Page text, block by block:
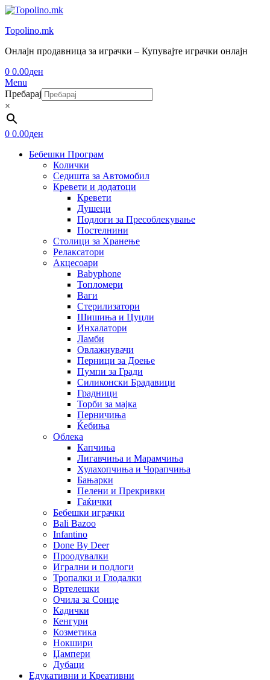
Topolino.mk
Онлајн продавница за играчки – Купувајте играчки онлајн
0 0.00ден
Menu
Пребарај
×
0 0.00ден
Бебешки Програм
Колички
Седишта за Автомобил
Кревети и додатоци
Кревети
Душеци
Подлоги за Пресоблекување
Постелнини
Столици за Хранење
Релаксатори
Акцесоари
Babyphone
Топломери
Ваги
Стерилизатори
Шишиња и Цуцли
Инхалатори
Ламби
Овлажнувачи
Перници за Доење
Пумпи за Гради
Силиконски Брадавици
Градници
Торби за мајка
Перничиња
Ќебиња
Облека
Капчиња
Лигавчиња и Марамчиња
Хулахопчиња и Чорапчиња
Бањарки
Пелени и Прекривки
Гаќички
Бебешки играчки
Bali Bazoo
Infantino
Done By Deer
Проодувалки
Игрални и подлоги
Тропалки и Глодалки
Вртелешки
Очила за Сонце
Кадички
Кенгури
Козметика
Нокшири
Џампери
Дубаци
Едукативни и Креативни